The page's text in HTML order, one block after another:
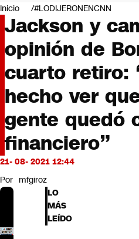
Negocios
Deportes
Programas completos
Cultura
Servicios
Bits
CNN tiempo
Futuro 360
Opinión
Inicio #LODIJERONENCNN
Jackson y
opinión de
cuarto retiro:
hecho ver
gente quedó
financiero”
21- 08- 2021 12:44
Por mfgiroz
LO
MÁS
LEÍDO